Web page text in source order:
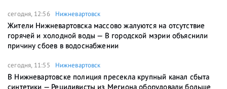
сегодня, 12:56 Нижневартовск
Жители Нижневартовска массово жалуются на отсутствие
горячей и холодной воды — В городской мэрии объяснили
причину сбоев в водоснабжении
сегодня, 11:55 Нижневартовск
В Нижневартовске полиция пресекла крупный канал сбыта
синтетики — Рецидивисты из Мегиона оборудовали больше